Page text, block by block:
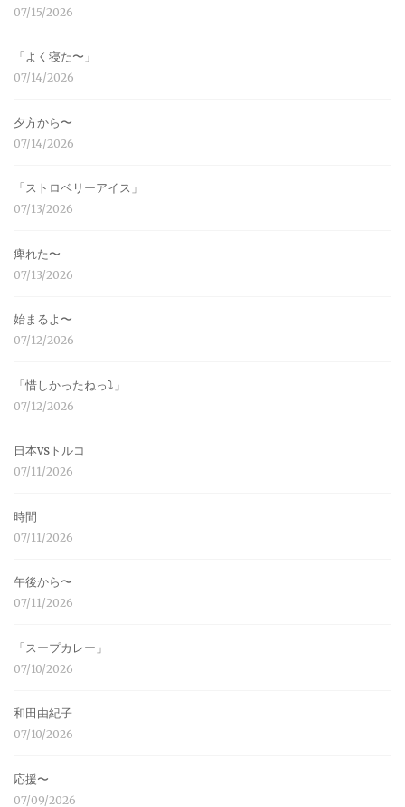
07/15/2026
「よく寝た〜」
07/14/2026
夕方から〜
07/14/2026
「ストロベリーアイス」
07/13/2026
痺れた〜
07/13/2026
始まるよ〜
07/12/2026
「惜しかったねっ⤵︎」
07/12/2026
日本vsトルコ
07/11/2026
時間
07/11/2026
午後から〜
07/11/2026
「スープカレー」
07/10/2026
和田由紀子
07/10/2026
応援〜
07/09/2026